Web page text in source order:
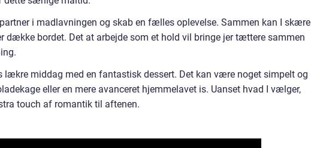
i madlavningen og skab en fælles oplevelse. Sammen kan I skære
dække bordet. Det at arbejde som et hold vil bringe jer tættere sammen
lækre middag med en fantastisk dessert. Det kan være noget simpelt og
eller en mere avanceret hjemmelavet is. Uanset hvad I vælger,
touch af romantik til aftenen.